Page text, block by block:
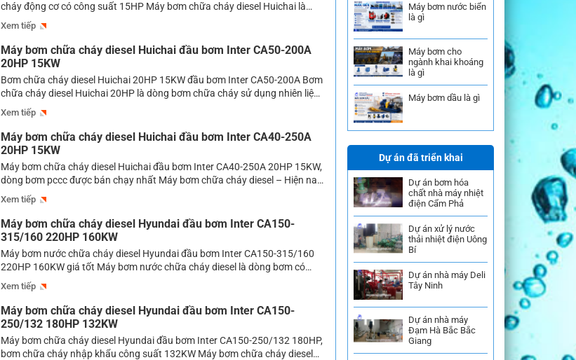
cháy động cơ có công suất 15HP Máy bơm chữa cháy diesel Huichai là
dòng bơm chữa cháy có trọng lượng lớn thường được đặt cố định trong hệ
thống bơm chữa cháy. Như mọi người đã biết thì động cơ diesel là động […]
Xem tiếp
Máy bơm chữa cháy diesel Huichai đầu bơm Inter CA50-200A
20HP 15KW
Bơm chữa cháy diesel Huichai 20HP 15KW đầu bơm Inter CA50-200A Bơm
chữa cháy diesel Huichai 20HP là dòng bơm chữa cháy sử dụng nhiên liệu
diesel dùng đầu bơm Inter có công suất 20HP. Có rất nhiều model bơm
diesel có công suất này tuy nhiên trong bài viết này thì Máy bơm Thành […]
Xem tiếp
Máy bơm chữa cháy diesel Huichai đầu bơm Inter CA40-250A
20HP 15KW
Máy bơm chữa cháy diesel Huichai đầu bơm Inter CA40-250A 20HP 15KW,
dòng bơm pccc được bán chạy nhất Máy bơm chữa cháy diesel – Hiện nay
có rất nhiều khu chung cư, nhà xưởng, trung tâm thương mại mọc lên vì
thế luôn tiềm ẩn những nguy cơ cháy nổ mà không thể nào […]
Xem tiếp
Máy bơm chữa cháy diesel Hyundai đầu bơm Inter CA150-
315/160 220HP 160KW
Máy bơm nước chữa cháy diesel Hyundai đầu bơm Inter CA150-315/160
220HP 160KW giá tốt Máy bơm nước chữa cháy diesel là dòng bơm có
công suất lớn được sử dụng nhiều trong các hệ thống cấp nước chữa cháy
cho các tòa chung cư, trung tâm thương mại, bệnh viện, trường học,… Hiện
nay […]
Xem tiếp
Máy bơm chữa cháy diesel Hyundai đầu bơm Inter CA150-
250/132 180HP 132KW
Máy bơm chữa cháy diesel Hyundai đầu bơm Inter CA150-250/132 180HP,
bơm chữa cháy nhập khẩu công suất 132KW Máy bơm chữa cháy diesel
Máy bơm nước biển
là gì
Máy bơm cho
ngành khai khoáng
là gì
Máy bơm dầu là gì
Dự án đã triển khai
Dự án bơm hóa
chất nhà máy nhiệt
điện Cẩm Phả
Dự án xử lý nước
thải nhiệt điện Uông
Bí
Dự án nhà máy Deli
Tây Ninh
Dự án nhà máy
Đạm Hà Bắc Bắc
Giang